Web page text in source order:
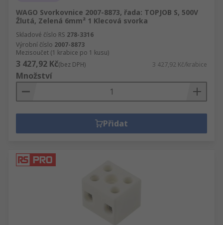
WAGO Svorkovnice 2007-8873, řada: TOPJOB S, 500V
Žlutá, Zelená 6mm² 1 Klecová svorka
Skladové číslo RS 278-3316
Výrobní číslo 2007-8873
Mezisoučet (1 krabice po 1 kusu)
3 427,92 Kč(bez DPH) 3 427,92 Kč/krabice
Množství
Přidat